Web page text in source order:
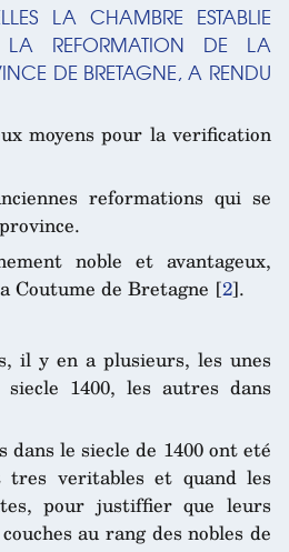
LA CHAMBRE ESTABLIE
REFORMATION DE LA
DE BRETAGNE, A RENDU
moyens pour la verification
reformations qui se
noble et avantageux,
Coutume de Bretagne [2].
il y en a plusieurs, les unes
1400, les autres dans
le siecle de 1400 ont eté
tres veritables et quand les
pour justiffier que leurs
au rang des nobles de